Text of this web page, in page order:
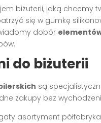
biżuterii, jaką chcemy
się w gumkę
dobór
do biżuterii
są
zakupy bez
asortyment